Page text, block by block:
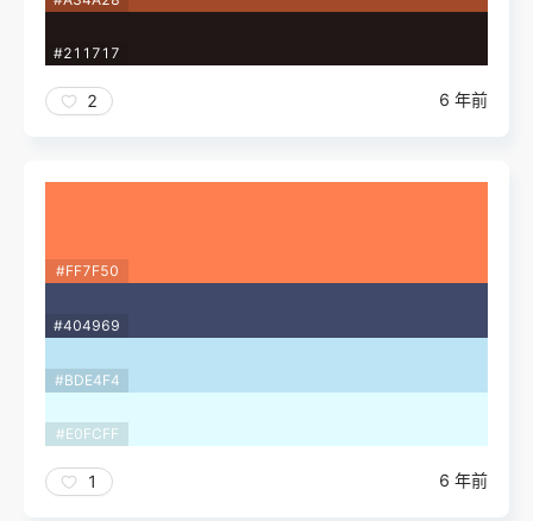
#211717
2 6 年前
#FF7F50
#404969
#BDE4F4
#E0FCFF
1 6 年前